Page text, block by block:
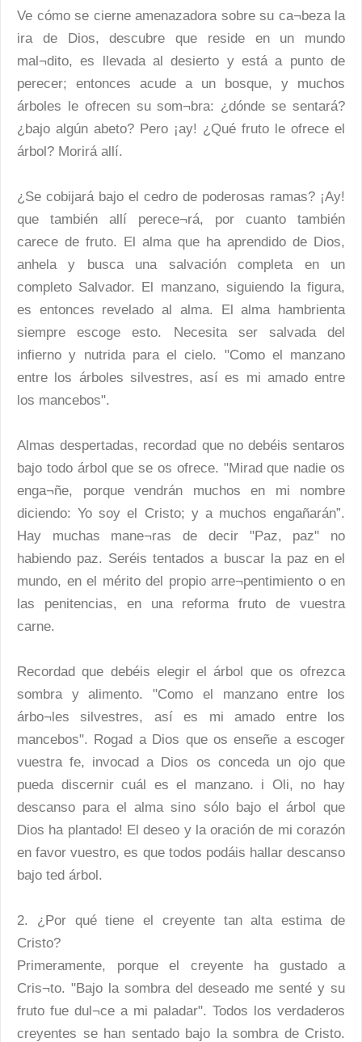
Ve cómo se cierne amenazadora sobre su ca¬beza la
ira de Dios, descubre que reside en un mundo
mal¬dito, es llevada al desierto y está a punto de
perecer; entonces acude a un bosque, y muchos
árboles le ofrecen su som¬bra: ¿dónde se sentará?
¿bajo algún abeto? Pero ¡ay! ¿Qué fruto le ofrece el
árbol? Morirá allí.
¿Se cobijará bajo el cedro de poderosas ramas? ¡Ay!
que también allí perece¬rá, por cuanto también
carece de fruto. El alma que ha aprendido de Dios,
anhela y busca una salvación completa en un
completo Salvador. El manzano, siguiendo la figura,
es entonces revelado al alma. El alma hambrienta
siempre escoge esto. Necesita ser salvada del
infierno y nutrida para el cielo. "Como el manzano
entre los árboles silvestres, así es mi amado entre
los mancebos".
Almas despertadas, recordad que no debéis sentaros
bajo todo árbol que se os ofrece. "Mirad que nadie os
enga¬ñe, porque vendrán muchos en mi nombre
diciendo: Yo soy el Cristo; y a muchos engañarán”.
Hay muchas mane¬ras de decir "Paz, paz" no
habiendo paz. Seréis tentados a buscar la paz en el
mundo, en el mérito del propio arre¬pentimiento o en
las penitencias, en una reforma fruto de vuestra
carne.
Recordad que debéis elegir el árbol que os ofrezca
sombra y alimento. "Como el manzano entre los
árbo¬les silvestres, así es mi amado entre los
mancebos". Rogad a Dios que os enseñe a escoger
vuestra fe, invocad a Dios os conceda un ojo que
pueda discernir cuál es el manzano. i Oli, no hay
descanso para el alma sino sólo bajo el árbol que
Dios ha plantado! El deseo y la oración de mi corazón
en favor vuestro, es que todos podáis hallar descanso
bajo ted árbol.
2. ¿Por qué tiene el creyente tan alta estima de
Cristo?
Primeramente, porque el creyente ha gustado a
Cris¬to. "Bajo la sombra del deseado me senté y su
fruto fue dul¬ce a mi paladar". Todos los verdaderos
creyentes se han sentado bajo la sombra de Cristo.